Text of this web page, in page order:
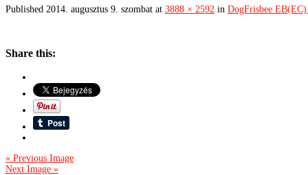
Published 2014. augusztus 9. szombat at 3888 × 2592 in DogFrisbee
Share this:
« Previous Image
Next Image »